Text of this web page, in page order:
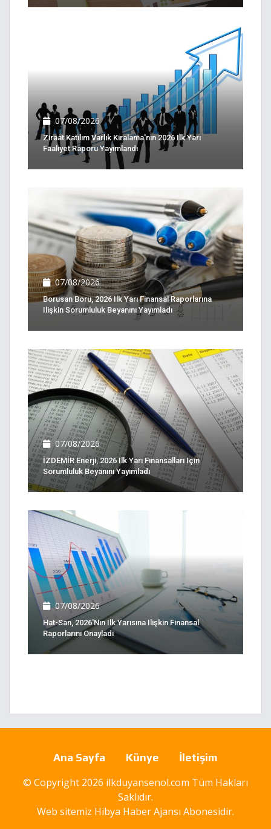
07/08/2026
Ziraat Katılım Varlık Kiralama'nın 2026 Ilk Yarı
Faaliyet Raporu Yayımlandı
07/08/2026
Borusan Boru, 2026 Ilk Yarı Finansal Raporlarına
Ilişkin Sorumluluk Beyanını Yayımladı
07/08/2026
İZDEMİR Enerji, 2026 Ilk Yarı Finansalları Için
Sorumluluk Beyanını Yayımladı
07/08/2026
Hat-San, 2026'nın Ilk Yarısına Ilişkin Finansal
Raporlarını Onayladı
Ana Sayfa Künye İletişim
© Copyright 2026 ilkduyansenol.com Tüm Hakları
Saklıdır.
Web sitemiz Hibya Haber Ajansı Abonesidir.